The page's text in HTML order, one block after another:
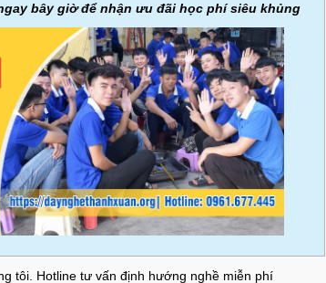
bây giờ để nhận ưu đãi học phí siêu khủng
tôi. Hotline tư vấn định hướng nghề miễn phí